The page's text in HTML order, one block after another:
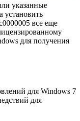
указанные
установить
все еще
для получения
для Windows 7
для